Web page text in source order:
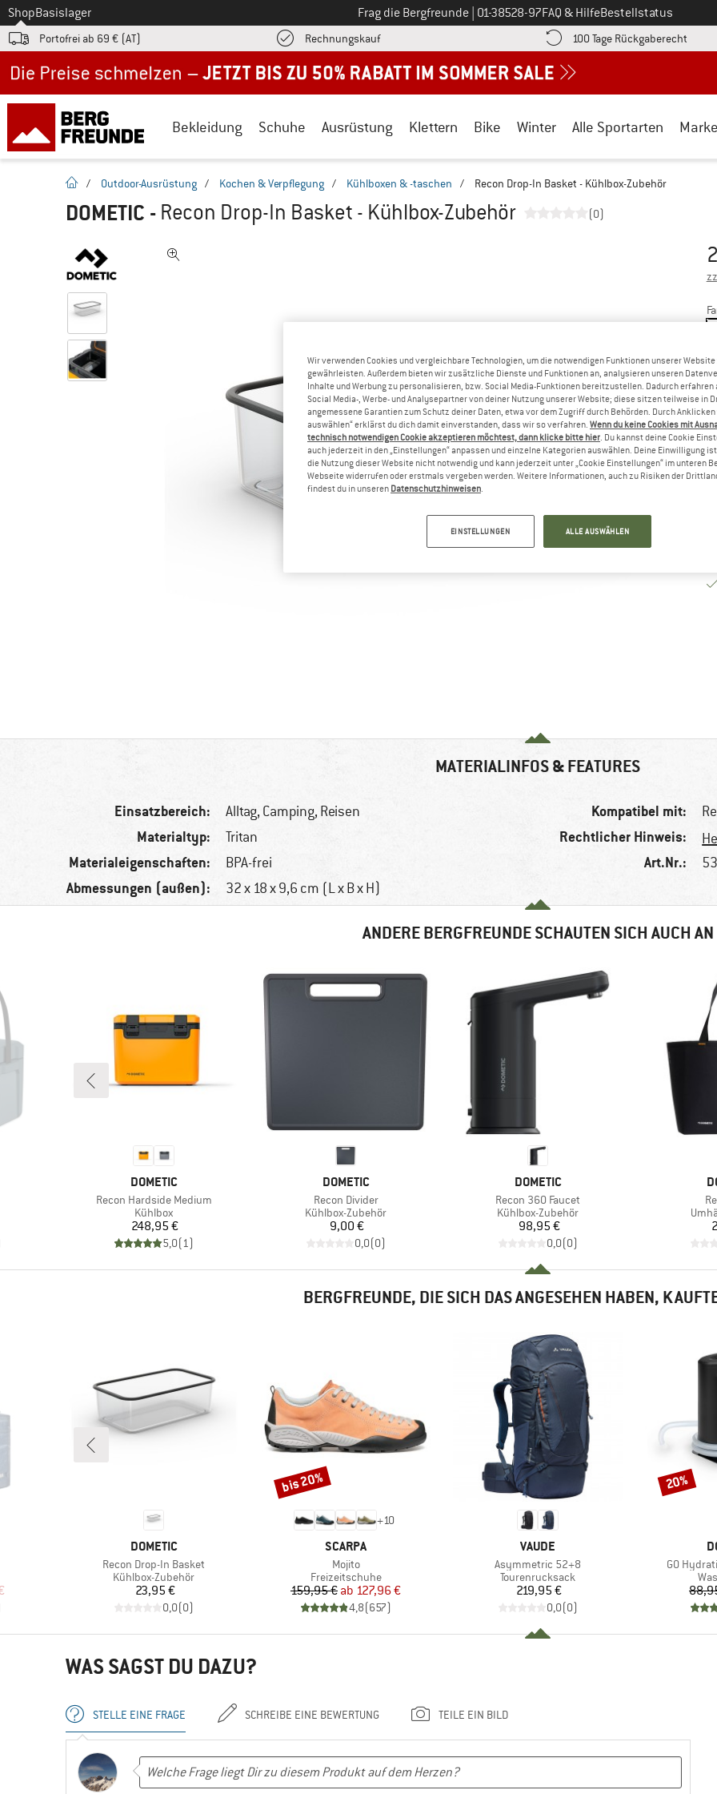
Zum
ShopBasislager Frag die Bergfreunde Ruf uns an unter
01-38528-97FAQ & HilfeBestellstatus
Portofrei ab 69 € (AT) RechnungskaufFinde die Zahlungs-Infos hier! Öffnet sich in einer Infobox
100 Tage Rückgaberecht
Bekleidung Schuhe Ausrüstung Klettern Bike Winter Alle Sportarten
Startseite
/ Outdoor-Ausrüstung / Kochen & Verpflegung / Kühlboxen & -taschen / Recon Drop-In Basket - Kühlbox-Zubehör
DOMETIC - Recon Drop-In Basket - Kühlbox-Zubehör (0)
MATERIALINFOS & FEATURES
Einsatzbereich: Alltag, Camping, Reisen
Materialtyp: Tritan
Materialeigenschaften: BPA-frei
Abmessungen (außen): 32 x 18 x 9,6 cm (L x B x H)
Kompatibel mit:
Rechtlicher Hinweis:
Art.Nr.:
ANDERE BERGFREUNDE SCHAUTEN SICH AUCH AN
MARKE
DOMETIC
Artikel
Recon Hardside Medium
Produktgruppe
Kühlbox
Preis
248,95 €
5,0(1)
MARKE
DOMETIC
Artikel
Recon Divider
Produktgruppe
Kühlbox-Zubehör
Preis
9,00 €
0,0(0)
MARKE
DOMETIC
Artikel
Recon 360 Faucet
Produktgruppe
Kühlbox-Zubehör
Preis
98,95 €
0,0(0)
BERGFREUNDE, DIE SICH DAS ANGESEHEN HABEN,
Preis
MARKE
DOMETIC
Artikel
Recon Drop-In Basket
Produktgruppe
Kühlbox-Zubehör
Preis
23,95 €
0,0(0)
+10
MARKE
SCARPA
Artikel
Mojito
Produktgruppe
Freizeitschuhe
Preis
159,95 € reduzierter Preis
ab 127,96 €
4,8(657)
Rabatt
bis 20%
MARKE
VAUDE
Artikel
Asymmetric 52+8
Produktgruppe
Tourenrucksack
Preis
219,95 €
0,0(0)
Artikel
GO
Rabatt
20%
WAS SAGST DU DAZU?
STELLE EINE FRAGE SCHREIBE EINE BEWERTUNG TEILE EIN BILD
Wir verwenden Cookies und vergleichbare Technologien, um die notwendigen Funktionen unserer Website
gewährleisten. Außerdem bieten wir zusätzliche Dienste und Funktionen an, analysieren unseren
Inhalte und Werbung zu personalisieren, bzw. Social Media-Funktionen bereitzustellen. Dadurch erfahren
Social Media-, Werbe- und Analysepartner von deiner Nutzung unserer Website; diese sitzen teilweise in
angemessene Garantien zum Schutz deiner Daten, etwa vor dem Zugriff durch Behörden. Durch Anklicken
auswählen“ erklärst du dich damit einverstanden, dass wir so verfahren. Wenn du keine Cookies mit
technisch notwendigen Cookie akzeptieren möchtest, dann klicke bitte hier . Du kannst deine Cookie
auch jederzeit in den „Einstellungen“ anpassen und einzelne Kategorien auswählen. Deine Einwilligung
die Nutzung dieser Website nicht notwendig und kann jederzeit unter „Cookie Einstellungen“ im unteren
Webseite widerrufen oder erstmals vergeben werden. Weitere Informationen, auch zu Risiken der
findest du in unseren Datenschutzhinweisen
EINSTELLUNGEN ALLE AUSWÄHLEN